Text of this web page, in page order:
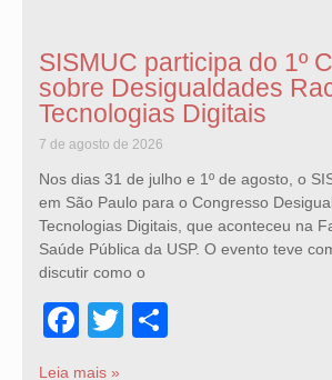
SISMUC participa do 1º
sobre Desigualdades
Tecnologias Digitais
7 de agosto de 2026
Nos dias 31 de julho e 1º de agosto, o
em São Paulo para o Congresso
Tecnologias Digitais, que aconteceu na
Saúde Pública da USP. O evento teve
discutir como o
Facebook
Twitter
Leia mais »